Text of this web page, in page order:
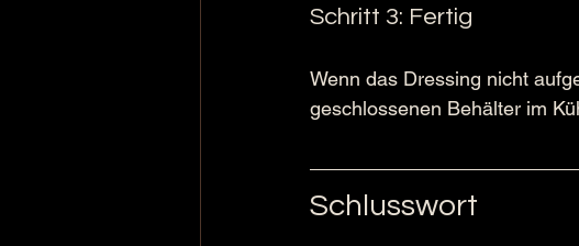
Schritt 3: Fertig
Wenn das Dressing nicht
geschlossenen Behälter im
Schlusswort